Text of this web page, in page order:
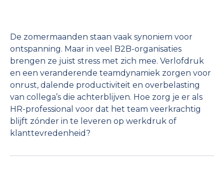
De zomermaanden staan vaak synoniem voor
ontspanning. Maar in veel B2B-organisaties
brengen ze juist stress met zich mee. Verlofdruk
en een veranderende teamdynamiek zorgen voor
onrust, dalende productiviteit en overbelasting
van collega’s die achterblijven. Hoe zorg je er als
HR-professional voor dat het team veerkrachtig
blijft zónder in te leveren op werkdruk of
klanttevredenheid?